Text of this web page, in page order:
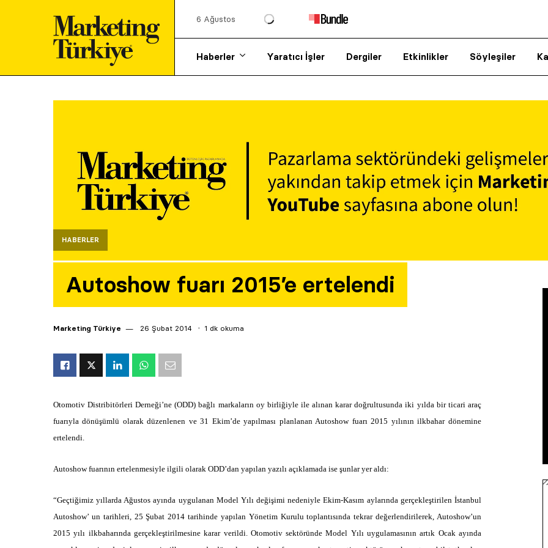
6 Ağustos
Haberler Yaratıcı İşler Dergiler Etkinlikler Söyleşiler
HABERLER
Autoshow fuarı 2015’e ertelendi
Marketing Türkiye 26 Şubat 2014 1 dk okuma
Otomotiv Distribitörleri Derneği’ne (ODD) bağlı markaların oy birliğiyle ile alınan karar doğrultusunda iki yılda bir ticari araç
fuarıyla dönüşümlü olarak düzenlenen ve 31 Ekim’de yapılması planlanan Autoshow fuarı 2015 yılının ilkbahar dönemine
ertelendi.
Autoshow fuarının ertelenmesiyle ilgili olarak ODD’dan yapılan yazılı açıklamada ise şunlar yer aldı:
“Geçtiğimiz yıllarda Ağustos ayında uygulanan Model Yılı değişimi nedeniyle Ekim-Kasım aylarında gerçekleştirilen İstanbul
Autoshow’ un tarihleri, 25 Şubat 2014 tarihinde yapılan Yönetim Kurulu toplantısında tekrar değerlendirilerek, Autoshow’un
2015 yılı ilkbaharında gerçekleştirilmesine karar verildi. Otomotiv sektöründe Model Yılı uygulamasının artık Ocak ayında